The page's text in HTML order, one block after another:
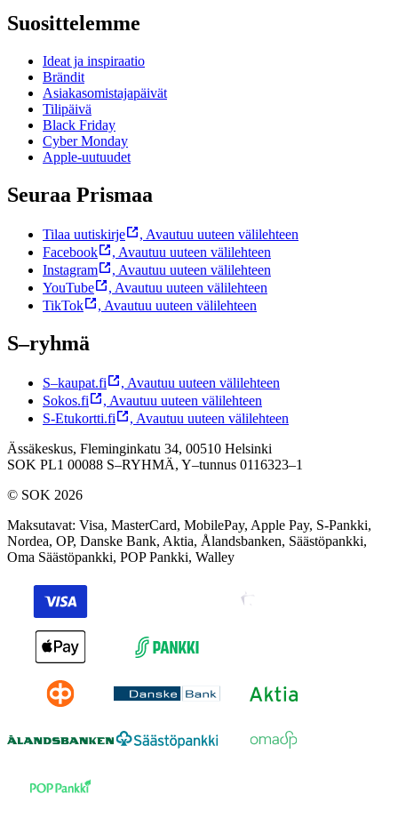
Suosittelemme
Ideat ja inspiraatio
Brändit
Asiakasomistajapäivät
Tilipäivä
Black Friday
Cyber Monday
Apple-uutuudet
Seuraa Prismaa
Tilaa uutiskirje , Avautuu uuteen välilehteen
Facebook
, Avautuu uuteen välilehteen
Instagram
, Avautuu uuteen välilehteen
YouTube
, Avautuu uuteen välilehteen
TikTok
, Avautuu uuteen välilehteen
S–ryhmä
S–kaupat.fi , Avautuu uuteen välilehteen
Sokos.fi
, Avautuu uuteen välilehteen
S-Etukortti.fi
, Avautuu uuteen välilehteen
Ässäkeskus, Fleminginkatu 34, 00510 Helsinki
SOK PL1 00088 S–RYHMÄ, Y–tunnus 0116323–1
© SOK 2026
Maksutavat: Visa, MasterCard, MobilePay, Apple Pay, S-Pankki,
Nordea, OP, Danske Bank, Aktia, Ålandsbanken, Säästöpankki,
Oma Säästöpankki, POP Pankki, Walley